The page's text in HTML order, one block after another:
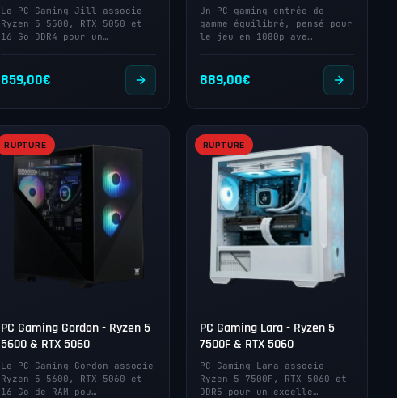
Le PC Gaming Jill associe
Ryzen 5 5500, RTX 5050 et
16 Go DDR4 pour un…
859,00€
Un PC gaming entrée de
gamme équilibré, pensé pour
le jeu en 1080p ave…
889,00€
RUPTURE
PC Gaming Gordon - Ryzen 5
5600 & RTX 5060
Le PC Gaming Gordon associe
Ryzen 5 5600, RTX 5060 et
16 Go de RAM pou…
RUPTURE
PC Gaming Lara - Ryzen 5
7500F & RTX 5060
PC Gaming Lara associe
Ryzen 5 7500F, RTX 5060 et
DDR5 pour un excelle…